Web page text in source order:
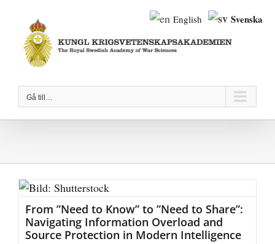
innehållet
Gå till…
From ”Need to Know” to ”Need to Share”:
Navigating Information Overload and
Source Protection in Modern Intelligence
English Svenska